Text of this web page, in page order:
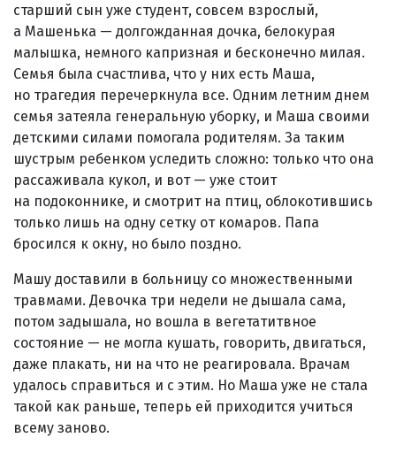
старший сын уже студент, совсем взрослый,
а Машенька — долгожданная дочка, белокурая
малышка, немного капризная и бесконечно милая.
Семья была счастлива, что у них есть Маша,
но трагедия перечеркнула все. Одним летним днем
семья затеяла генеральную уборку, и Маша своими
детскими силами помогала родителям. За таким
шустрым ребенком уследить сложно: только что она
рассаживала кукол, и вот — уже стоит
на подоконнике, и смотрит на птиц, облокотившись
только лишь на одну сетку от комаров. Папа
бросился к окну, но было поздно.
Машу доставили в больницу со множественными
травмами. Девочка три недели не дышала сама,
потом задышала, но вошла в вегетатитвное
состояние — не могла кушать, говорить, двигаться,
даже плакать, ни на что не реагировала. Врачам
удалось справиться и с этим. Но Маша уже не стала
такой как раньше, теперь ей приходится учиться
всему заново.